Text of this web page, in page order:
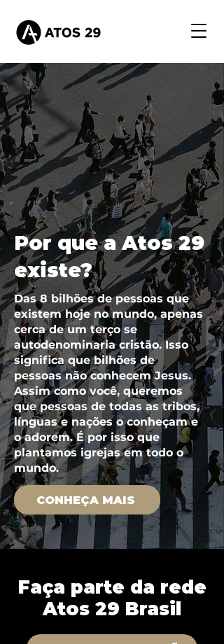
Por que a Atos 29
existe?
Das 8 bilhões de pessoas que
existem hoje no mundo, apenas
cerca de um terço se
autodenominaria cristão. Isso
significa que bilhões de
pessoas não conhecem Jesus.
Assim como você, queremos
que pessoas de todas as tribos,
línguas e nações o conheçam e
o adorem. É por isso que
plantamos igrejas em todo o
mundo.
CONHEÇA MAIS
Faça parte da rede
Atos 29 Brasil